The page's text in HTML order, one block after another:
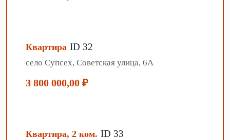
Квартира ID 32
село Супсех, Советская улица, 6А
3 800 000,00 ₽
Квартира, 2 ком. ID 33